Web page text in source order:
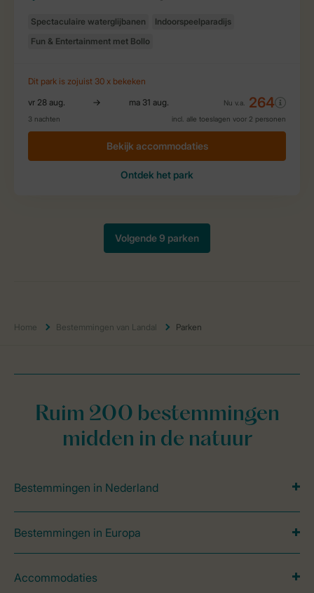
Home Bestemmingen van Landal Parken
Ruim 200 bestemmingen
midden in de natuur
Bestemmingen in Nederland
Bestemmingen in Europa
Accommodaties